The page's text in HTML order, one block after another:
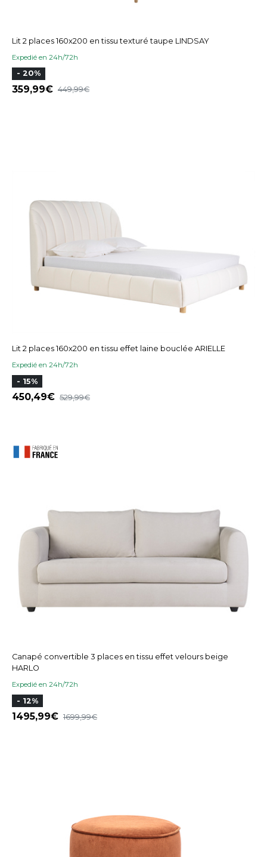
Lit 2 places 160x200 en tissu texturé taupe LINDSAY
Expedié en 24h/72h
- 20%
359,99 449,99
Lit 2 places 160x200 en tissu effet laine bouclée ARIELLE
Expedié en 24h/72h
- 15%
450,49 529,99
Canapé convertible 3 places en tissu effet velours beige
HARLO
Expedié en 24h/72h
- 12%
1495,99 1699,99